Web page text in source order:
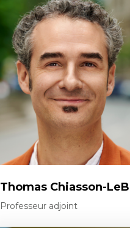
Économie circulaire
Modèles d’affaires durables
Histoire des faits économiques
Gestion durable des ressources
Écologie industrielle
Aménagement durable du
Développement régional
Coopératives
Télétravail en milieu rural
Transition socio-écologique
Thomas Chiasson-
Professeur adjoint